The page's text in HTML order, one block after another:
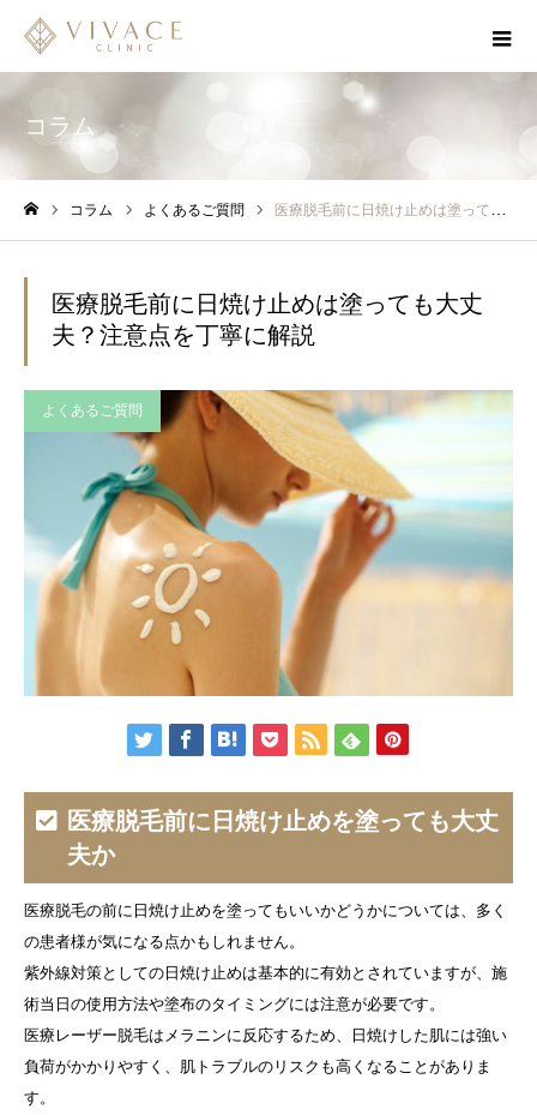
コラム
コラム よくあるご質問 医療脱毛前に日焼け止めは塗っても大丈夫？注意点を丁寧に解説
医療脱毛前に日焼け止めは塗っても大丈
夫？注意点を丁寧に解説
よくあるご質問
医療脱毛前に日焼け止めを塗っても大丈
夫か
医療脱毛の前に日焼け止めを塗ってもいいかどうかについては、多く
の患者様が気になる点かもしれません。
紫外線対策としての日焼け止めは基本的に有効とされていますが、施
術当日の使用方法や塗布のタイミングには注意が必要です。
医療レーザー脱毛はメラニンに反応するため、日焼けした肌には強い
負荷がかかりやすく、肌トラブルのリスクも高くなることがありま
す。